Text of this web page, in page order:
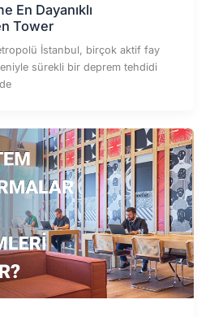
En Dayanıklı
Tower
İstanbul, birçok aktif fay
sürekli bir deprem tehdidi